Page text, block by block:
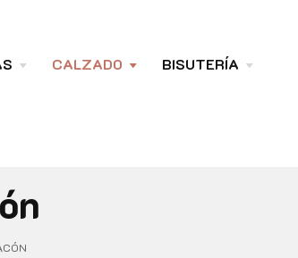
CALZADO BISUTERÍA